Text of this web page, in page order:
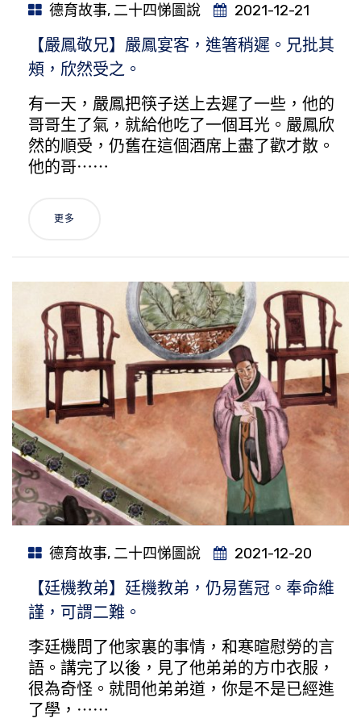
德育故事, 二十四悌圖說 2021-12-21
【嚴鳳敬兄】嚴鳳宴客，進箸稍遲。兄批其
頰，欣然受之。
有一天，嚴鳳把筷子送上去遲了一些，他的
哥哥生了氣，就給他吃了一個耳光。嚴鳳欣
然的順受，仍舊在這個酒席上盡了歡才散。
他的哥⋯⋯
更多
德育故事, 二十四悌圖說 2021-12-20
【廷機教弟】廷機教弟，仍易舊冠。奉命維
謹，可謂二難。
李廷機問了他家裏的事情，和寒暄慰勞的言
語。講完了以後，見了他弟弟的方巾衣服，
很為奇怪。就問他弟弟道，你是不是已經進
了學，⋯⋯